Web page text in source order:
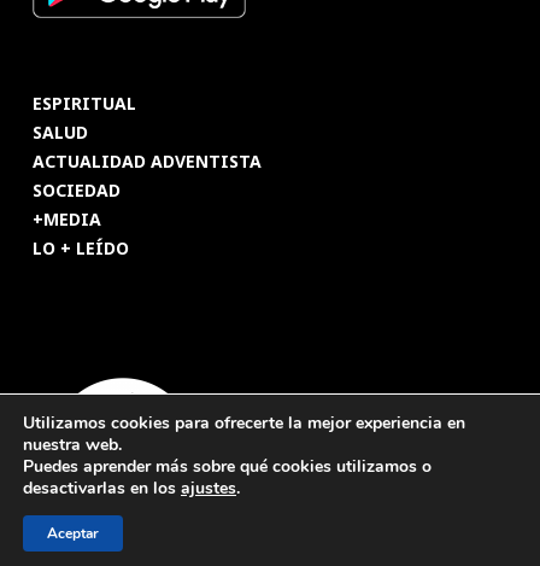
ESPIRITUAL
SALUD
ACTUALIDAD ADVENTISTA
SOCIEDAD
+MEDIA
LO + LEÍDO
Utilizamos cookies para ofrecerte la mejor experiencia en
nuestra web.
Puedes aprender más sobre qué cookies utilizamos o
desactivarlas en los ajustes.
Aceptar